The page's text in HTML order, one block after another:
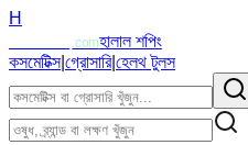
H
.comহালাল শপিং
কসমেটিক্স|গ্রোসারি|হেলথ টুলস